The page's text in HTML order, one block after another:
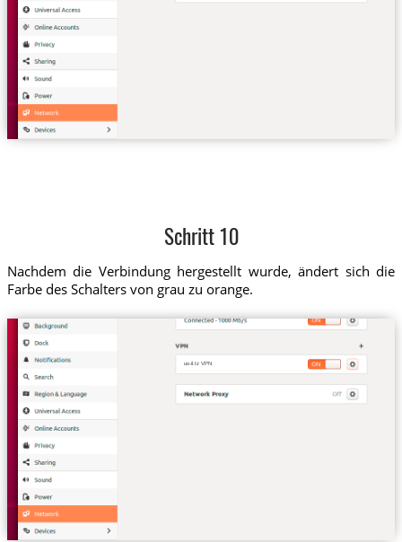
Schritt 10
Nachdem die Verbindung hergestellt wurde, ändert sich die
Farbe des Schalters von grau zu orange.
us-il.tz VPN